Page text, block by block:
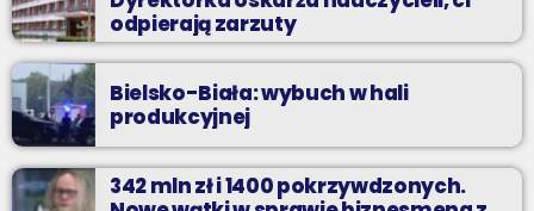
odpierają zarzuty
Bielsko-Biała: wybuch w hali
produkcyjnej
342 mln zł i 1400 pokrzywdzonych.